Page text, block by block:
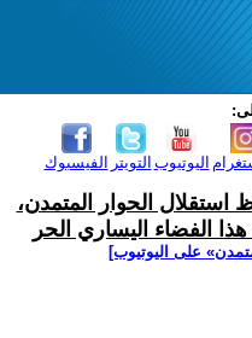
الفيسبوك التويتر اليوتيوب
استقلال الحوار المتمدن،
الفضاء اليساري الحر
على اليوتيوب]